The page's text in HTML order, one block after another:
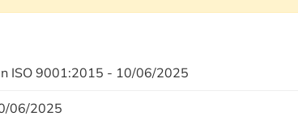
ISO 9001:2015 - 10/06/2025
06/2025